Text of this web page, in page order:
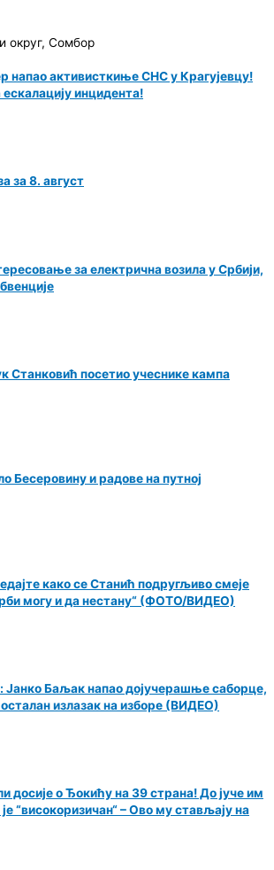
округ, Сомбор
напао активисткиње СНС у Крагујевцу!
инцидента!
за 8. август
за електрична возила у Србији,
Станковић посетио учеснике кампа
Бесеровину и радове на путној
како се Станић подругљиво смеје
могу и да нестану“ (ФОТО/ВИДЕО)
Јанко Баљак напао дојучерашње саборце,
излазак на изборе (ВИДЕО)
досије о Ђокићу на 39 страна! До јуче им
“високоризичан“ – Ово му стављају на